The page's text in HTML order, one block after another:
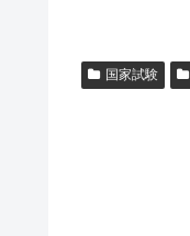
国家試験